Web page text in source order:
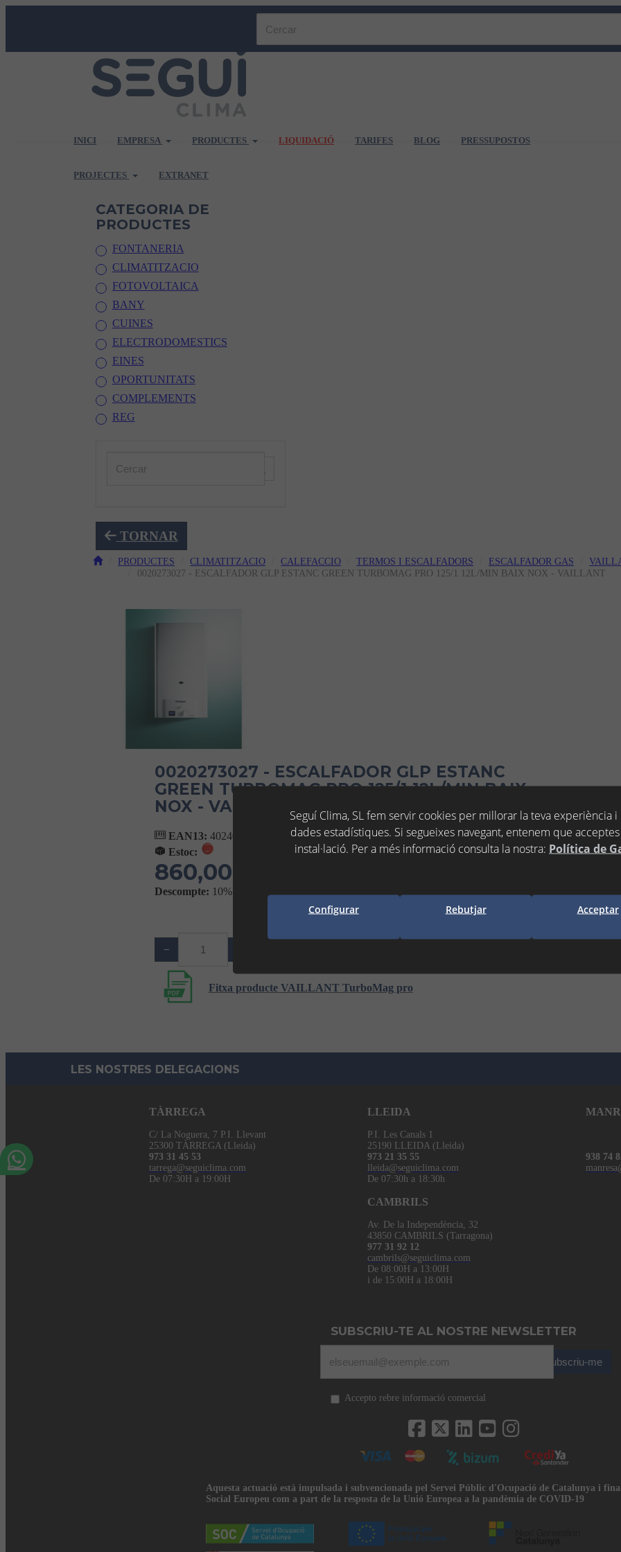
INICI EMPRESA PRODUCTES LIQUIDACIÓ TARIFES BLOG PRESSUPOSTOS
PROJECTES EXTRANET
CATEGORIA DE
PRODUCTES
FONTANERIA
CLIMATITZACIO
FOTOVOLTAICA
BANY
CUINES
ELECTRODOMESTICS
EINES
OPORTUNITATS
COMPLEMENTS
REG
PRODUCTES CLIMATITZACIO CALEFACCIO TERMOS I ESCALFADORS ESCALFADOR GAS
0020273027 - ESCALFADOR GLP ESTANC GREEN TURBOMAG PRO 125/1 12L/MIN BAIX NOX - VAILLANT
TORNAR
0020273027 - ESCALFADOR GLP ESTANC
GREEN TURBOMAG PRO 125/1 12L/MIN BAIX
NOX - VAILLANT
EAN13: 4024074871867
Estoc:
860,00 €
Descompte: 10%
−
Fitxa producte VAILLANT TurboMag pro
LES NOSTRES DELEGACIONS
TÀRREGA
C/ La Noguera, 7 P.I. Llevant
25300 TÀRREGA (Lleida)
973 31 45 53
tarrega@seguiclima.com
De 07:30H a 19:00H
LLEIDA
P.I. Les Canals 1
25190 LLEIDA (Lleida)
973 21 35 55
lleida@seguiclima.com
De 07:30h a 18:30h
938 74
CAMBRILS
Av. De la Independència, 32
43850 CAMBRILS (Tarragona)
977 31 92 12
cambrils@seguiclima.com
De 08:00H a 13:00H
i de 15:00H a 18:00H
SUBSCRIU-TE AL NOSTRE NEWSLETTER
Subscriu-me
Accepto rebre informació comercial
Aquesta actuació està impulsada i subvencionada pel Servei Públic d'Ocupació de Catalunya i
Social Europeu com a part de la resposta de la Unió Europea a la pandèmia de COVID-19
Seguí Clima, SL fem servir cookies per millorar la teva experiència
dades estadístiques. Si segueixes navegant, entenem que acceptes
instal·lació. Per a més informació consulta la nostra: Política de
Configurar Rebutjar Acceptar